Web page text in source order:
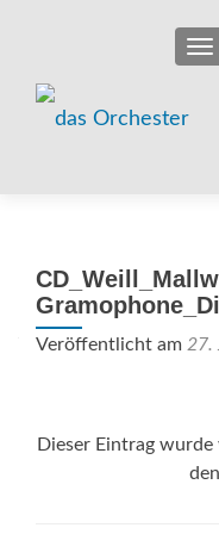
Veröffentlicht am 27.
Dieser Eintrag
den